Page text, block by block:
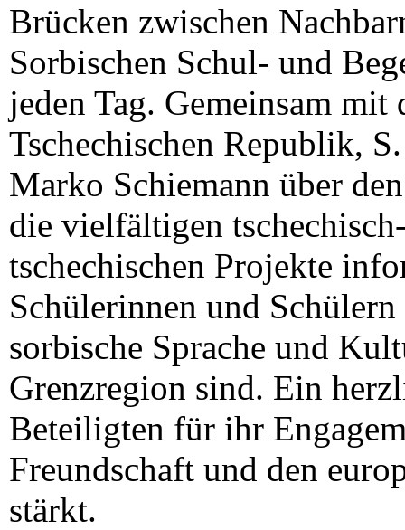
Brücken zwischen
Sorbischen Schul- und
jeden Tag. Gemeinsam mit
Tschechischen Republik,
Marko Schiemann über
die vielfältigen
tschechischen Projekte
Schülerinnen und
sorbische Sprache und
Grenzregion sind. Ein
Beteiligten für ihr
Freundschaft und den
stärkt.